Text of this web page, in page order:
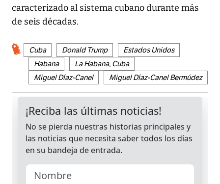
caracterizado al sistema cubano durante más
de seis décadas.
Cuba Donald Trump
Estados Unidos
Habana
La Habana, Cuba
Miguel Díaz-Canel
Miguel Díaz-Canel Bermúdez